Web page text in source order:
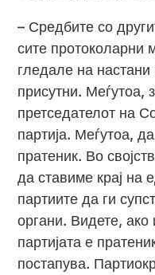
– Средбите со
сите протоколарни
гледале на
присутни. Меѓутоа,
претседателот на
партија. Меѓутоа,
пратеник. Во
да ставиме крај на
партиите да ги
органи. Видете,
партијата е
постапува.